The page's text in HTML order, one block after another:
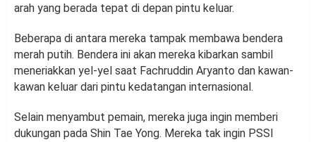
arah yang berada tepat di depan pintu keluar.
Beberapa di antara mereka tampak membawa bendera
merah putih. Bendera ini akan mereka kibarkan sambil
meneriakkan yel-yel saat Fachruddin Aryanto dan kawan-
kawan keluar dari pintu kedatangan internasional.
Selain menyambut pemain, mereka juga ingin memberi
dukungan pada Shin Tae Yong. Mereka tak ingin PSSI